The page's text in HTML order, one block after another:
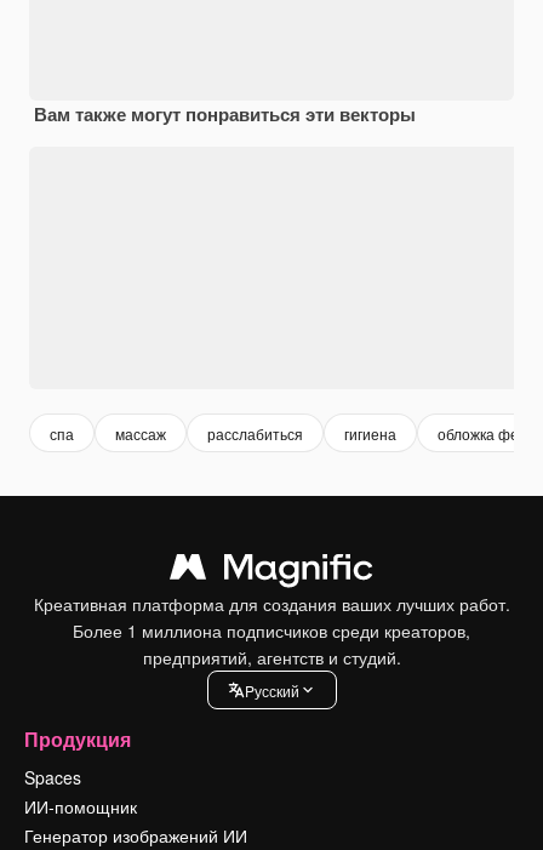
Вам также могут понравиться эти векторы
спа массаж расслабиться гигиена обложка
Креативная платформа для создания ваших лучших работ.
Более 1 миллиона подписчиков среди креаторов,
предприятий, агентств и студий.
Pусский
Продукция
Spaces
ИИ-помощник
Генератор изображений ИИ